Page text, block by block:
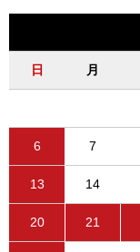
日 月
6 7
13 14
20 21